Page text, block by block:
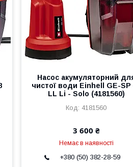
Насос акумуляторний
чистої води Einhell GE-SP
LL Li - Solo (4181560)
4181560
3 600 ₴
Немає в наявності
+380 (50) 382-28-59